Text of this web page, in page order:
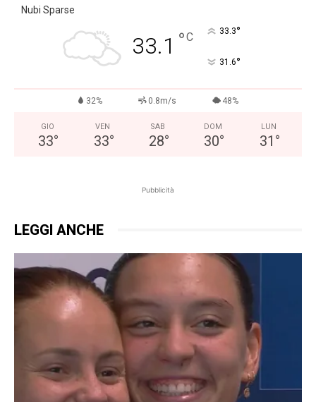
Nubi Sparse
33.1 °C 33.3°
31.6°
32% 0.8m/s 48%
GIO
33°
VEN
33°
SAB
28°
DOM
30°
LUN
31 °
Pubblicità
LEGGI ANCHE